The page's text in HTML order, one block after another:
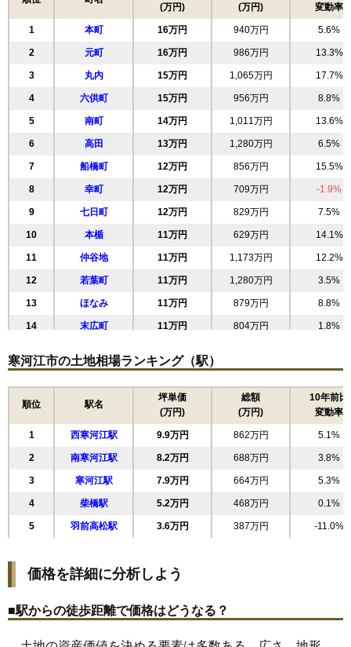
(万円)
(万円)
変動率
1 本町 16万円 940万円 5.6%
2 元町 16万円 986万円 13.3%
3 丸内 15万円 1,065万円 17.7%
4 六供町 15万円 956万円 8.8%
5 南町 14万円 1,011万円 13.6%
6 高田 13万円 1,280万円 6.5%
7 船橋町 12万円 856万円 15.5%
8 幸町 12万円 709万円 -1.9%
9 七日町 12万円 829万円 7.5%
10 本楯 11万円 629万円 14.1%
11 仲谷地 11万円 1,173万円 12.2%
12 若葉町 11万円 1,280万円 3.5%
13 ほなみ 11万円 879万円 8.8%
14 末広町 11万円 804万円 1.8%
16 寒河江 11万円 941万円 6.9%
9.6万円 676万円 5.9%
9.5万円 810万円 5.2%
19 西根北町 9.4万円 765万円 5.9%
20 内ノ袋 9.3万円 1,136万円 3.1%
21 高屋 9.0万円 698万円 6.4%
22 西根 8.6万円 902万円 3.8%
23 柴橋 8.6万円 719万円 8.7%
25 東新山町 7.5万円
27 島 7.3万円 745万円 1.3%
寒河江市の土地相場ランキング（駅）
順位 駅名
坪単価
(万円)
総額
(万円)
10年前比
変動率
1 西寒河江駅 9.9万円 862万円 5.1%
2 南寒河江駅 8.2万円 688万円 3.8%
3 寒河江駅 7.9万円 664万円 5.3%
4 柴橋駅 5.2万円 468万円 0.1%
5 羽前高松駅 3.6万円 387万円 -11.0%
価格を詳細に分析しよう
■駅からの徒歩距離で価格はどうなる？